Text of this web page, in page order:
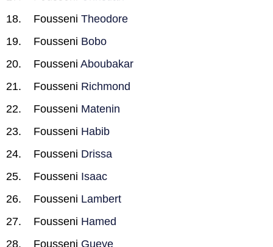
Fousseni Theodore
Fousseni Bobo
Fousseni Aboubakar
Fousseni Richmond
Fousseni Matenin
Fousseni Habib
Fousseni Drissa
Fousseni Isaac
Fousseni Lambert
Fousseni Hamed
Fousseni Gueye